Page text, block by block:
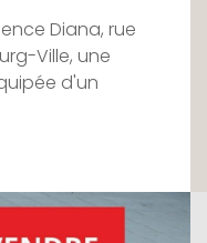
Diana, rue
Ville, une
d'un
des Martyrs, à
et